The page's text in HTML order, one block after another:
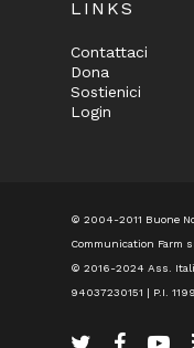
LINKS
Contattaci
Dona
Sostienici
Login
© 2004-2011 Buone
Communication Farm
© 2016-2024 Ass.
94037230151 | P.I.